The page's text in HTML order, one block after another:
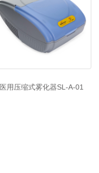
医用压缩式雾化器SL-A-01